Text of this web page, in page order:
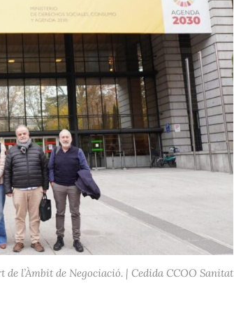
l’Àmbit de Negociació. | Cedida CCOO Sanitat